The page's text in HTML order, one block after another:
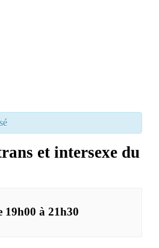
et intersexe du
19h00 à 21h30